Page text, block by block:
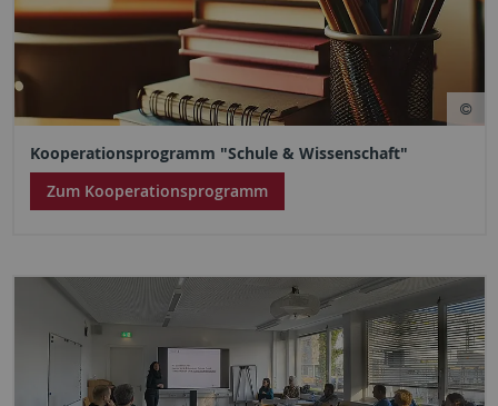
Kooperationsprogramm "Schule & Wissenschaft"
Zum Kooperationsprogramm